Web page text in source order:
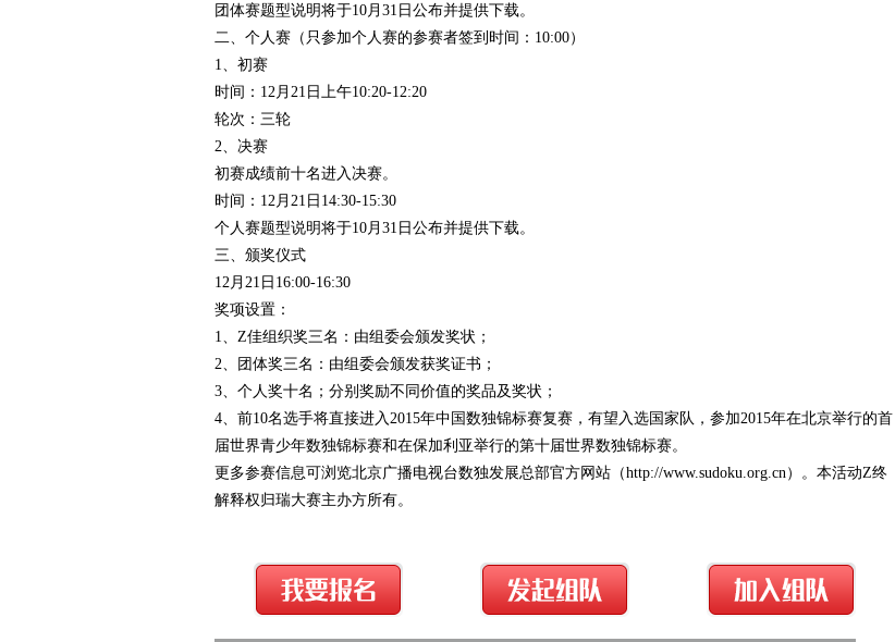
团体赛题型说明将于10月31日公布并提供下载。
二、个人赛（只参加个人赛的参赛者签到时间：10:00）
1、初赛
时间：12月21日上午10:20-12:20
轮次：三轮
2、决赛
初赛成绩前十名进入决赛。
时间：12月21日14:30-15:30
个人赛题型说明将于10月31日公布并提供下载。
三、颁奖仪式
12月21日16:00-16:30
奖项设置：
1、Z佳组织奖三名：由组委会颁发奖状；
2、团体奖三名：由组委会颁发获奖证书；
3、个人奖十名；分别奖励不同价值的奖品及奖状；
4、前10名选手将直接进入2015年中国数独锦标赛复赛，有望入选国家队，参加2015年在北京举行的首
届世界青少年数独锦标赛和在保加利亚举行的第十届世界数独锦标赛。
更多参赛信息可浏览北京广播电视台数独发展总部官方网站（http://www.sudoku.org.cn）。本活动Z终
解释权归瑞大赛主办方所有。